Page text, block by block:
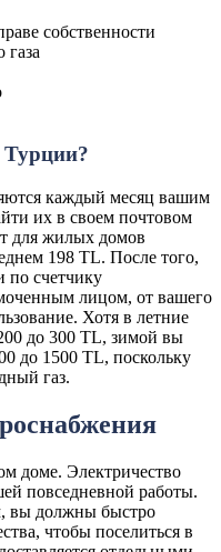
собственности
Турции?
каждый месяц вашим
их в своем почтовом
для жилых домов
198 TL. После того,
по счетчику
лицом, от вашего
Хотя в летние
до 300 TL, зимой вы
до 1500 TL, поскольку
газ.
доме. Электричество
повседневной работы.
вы должны быстро
чтобы поселиться в